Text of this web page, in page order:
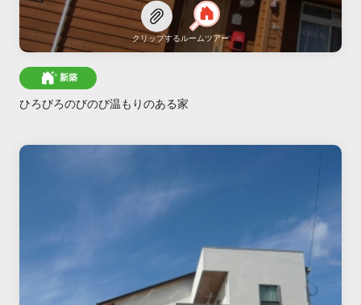
クリップするルームツアー
新築
ひろびろのびのび温もりのある家